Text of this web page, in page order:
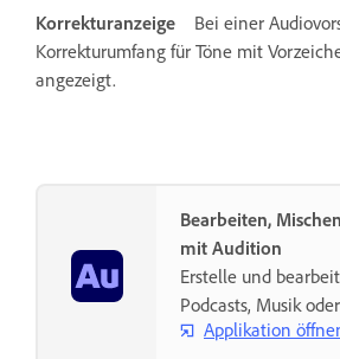
Korrekturanzeige
Bei einer
Korrekturumfang für Töne mit
angezeigt.
Bearbeiten,
mit Audition
Erstelle und
Podcasts, Musik
Applikation